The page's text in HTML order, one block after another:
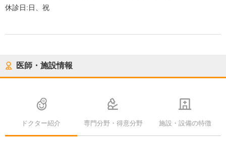
休診日:日、祝
医師・施設情報
ドクター紹介 専門分野・得意分野 施設・設備の特徴